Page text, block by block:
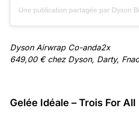
Dyson Airwrap Co-anda2x
649,00 € chez Dyson, Darty,
Gelée Idéale – Trois For All